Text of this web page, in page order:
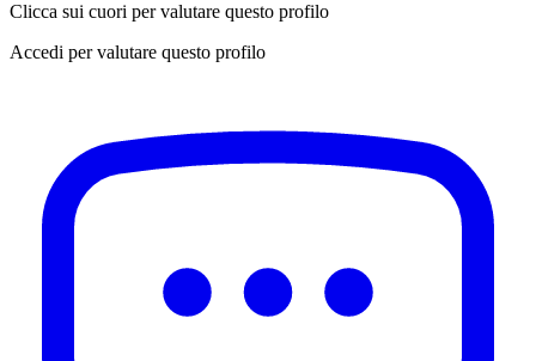
Clicca sui cuori per valutare questo profilo
Accedi per valutare questo profilo